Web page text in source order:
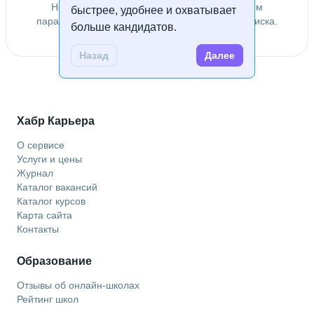
быстрее, удобнее и охватывает
больше кандидатов.
Назад Далее
Не удалось найти специалистов по заданным
параметрам. Попробуйте изменить условия поиска.
Хабр Карьера
О сервисе
Услуги и цены
Журнал
Каталог вакансий
Каталог курсов
Карта сайта
Контакты
Образование
Отзывы об онлайн-школах
Рейтинг школ